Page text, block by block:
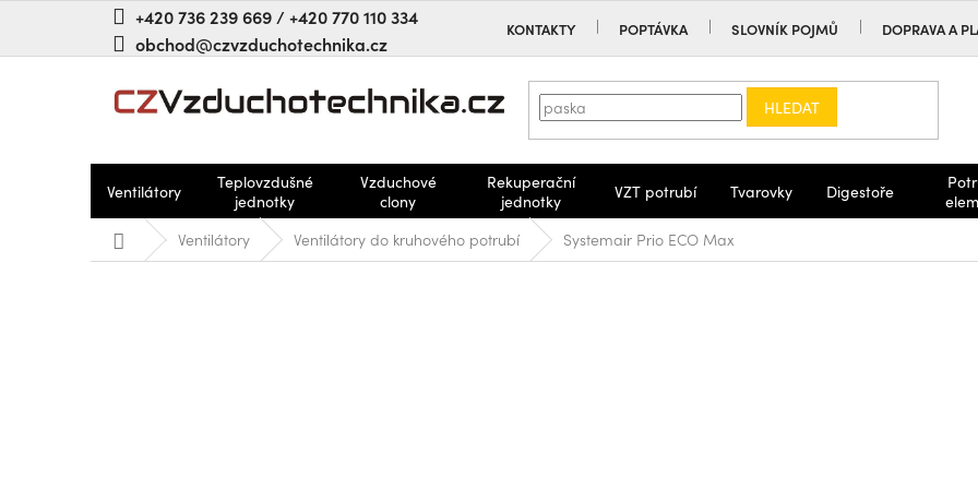
+420 736 239 669 / +420 770 110 334
obchod@czvzduchotechnika.cz
KONTAKTY POPTÁVKA SLOVNÍK POJMŮ DOPRAVA A
HLEDAT
Ventilátory
Teplovzdušné
jednotky
Vzduchové
clony
Rekuperační
jednotky
VZT potrubí Tvarovky Digestoře
Domů Ventilátory Ventilátory do kruhového potrubí Systemair Prio ECO Max